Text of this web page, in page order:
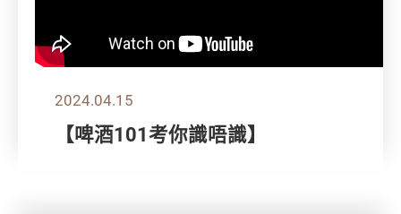
2024.04.15
【啤酒101考你識唔識】